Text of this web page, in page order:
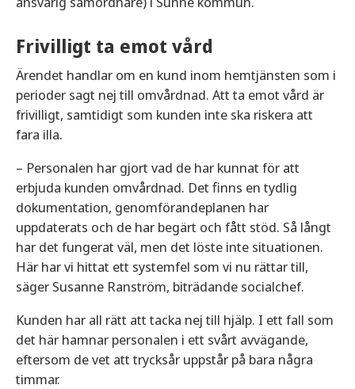
Frivilligt ta emot vård
Ärendet handlar om en kund inom hemtjänsten som i
perioder sagt nej till omvårdnad. Att ta emot vård är
frivilligt, samtidigt som kunden inte ska riskera att
fara illa.
– Personalen har gjort vad de har kunnat för att
erbjuda kunden omvårdnad. Det finns en tydlig
dokumentation, genomförandeplanen har
uppdaterats och de har begärt och fått stöd. Så långt
har det fungerat väl, men det löste inte situationen.
Här har vi hittat ett systemfel som vi nu rättar till,
säger Susanne Ranström, biträdande socialchef.
Kunden har all rätt att tacka nej till hjälp. I ett fall som
det här hamnar personalen i ett svårt avvägande,
eftersom de vet att trycksår uppstår på bara några
timmar.